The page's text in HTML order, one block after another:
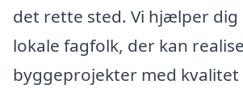
det rette sted. Vi hjælper dig
lokale fagfolk, der kan
byggeprojekter med kvalitet